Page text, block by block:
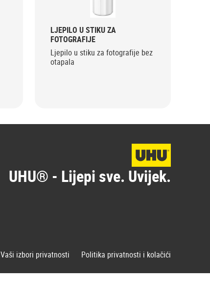
LJEPILO U STIKU ZA
FOTOGRAFIJE
Ljepilo u stiku za fotografije bez
otapala
UHU® - Lijepi sve. Uvijek.
Vaši izbori privatnosti Politika privatnosti i kolačići